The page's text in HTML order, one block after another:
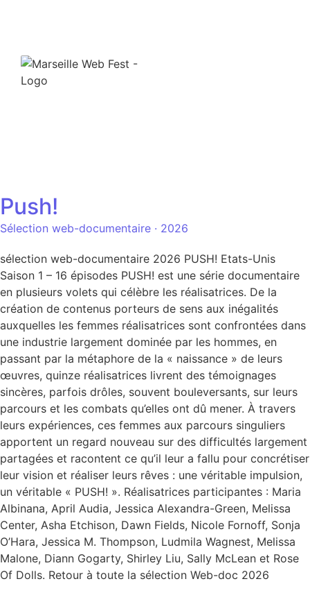
Push!
Sélection web-documentaire · 2026
sélection web-documentaire 2026 PUSH! Etats-Unis
Saison 1 – 16 épisodes PUSH! est une série documentaire
en plusieurs volets qui célèbre les réalisatrices. De la
création de contenus porteurs de sens aux inégalités
auxquelles les femmes réalisatrices sont confrontées dans
une industrie largement dominée par les hommes, en
passant par la métaphore de la « naissance » de leurs
œuvres, quinze réalisatrices livrent des témoignages
sincères, parfois drôles, souvent bouleversants, sur leurs
parcours et les combats qu’elles ont dû mener. À travers
leurs expériences, ces femmes aux parcours singuliers
apportent un regard nouveau sur des difficultés largement
partagées et racontent ce qu’il leur a fallu pour concrétiser
leur vision et réaliser leurs rêves : une véritable impulsion,
un véritable « PUSH! ». Réalisatrices participantes : Maria
Albinana, April Audia, Jessica Alexandra-Green, Melissa
Center, Asha Etchison, Dawn Fields, Nicole Fornoff, Sonja
O’Hara, Jessica M. Thompson, Ludmila Wagnest, Melissa
Malone, Diann Gogarty, Shirley Liu, Sally McLean et Rose
Of Dolls. Retour à toute la sélection Web-doc 2026